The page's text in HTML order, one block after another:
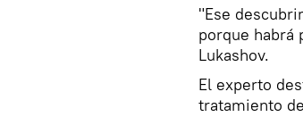
"Ese
porque habrá
Lukashov.
El experto
tratamiento